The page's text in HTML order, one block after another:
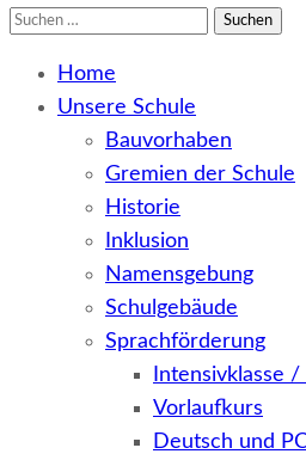
Suchen
Home
Unsere Schule
Bauvorhaben
Gremien der Schule
Historie
Inklusion
Namensgebung
Schulgebäude
Sprachförderung
Intensivklasse
Vorlaufkurs
Deutsch und